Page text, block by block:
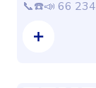
📞☎️📣 66